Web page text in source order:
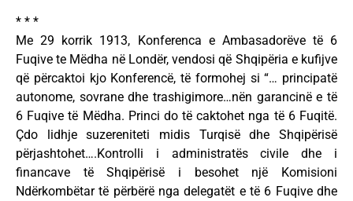
* * *
Me 29 korrik 1913, Konferenca e Ambasadorëve të 6
Fuqive te Mëdha në Londër, vendosi që Shqipëria e kufijve
që përcaktoi kjo Konferencë, të formohej si “… principatë
autonome, sovrane dhe trashigimore…nën garancinë e të
6 Fuqive të Mëdha. Princi do të caktohet nga të 6 Fuqitë.
Çdo lidhje suzereniteti midis Turqisë dhe Shqipërisë
përjashtohet….Kontrolli i administratës civile dhe i
financave të Shqipërisë i besohet një Komisioni
Ndërkombëtar të përbërë nga delegatët e të 6 Fuqive dhe